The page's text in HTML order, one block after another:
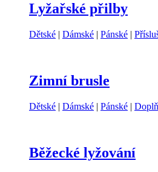
Lyžařské přilby
Dětské | Dámské | Pánské |
Zimní brusle
Dětské | Dámské | Pánské |
Běžecké lyžování